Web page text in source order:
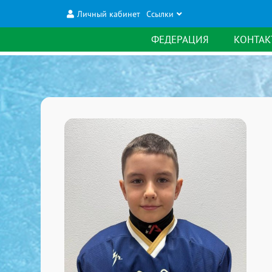
Личный кабинет Ссылки
ФЕДЕРАЦИЯ